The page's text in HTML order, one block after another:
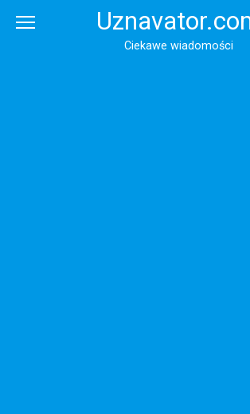
Ciekawe wiadomości